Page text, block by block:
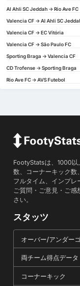
Al Ahli SC Jeddah -> Rio Ave FC
Valencia CF -> Al Ahli SC
Valencia CF -> EC Vitória
Valencia CF -> São Paulo FC
Sporting Braga -> Valencia CF
CD Trofense -> Sporting Braga
Rio Ave FC -> AVS Futebol
FootyStatsは、1000以
数、コーナーキック
フルタイム、インプレ
ご質問・ご意見・ご
さい。
スタッツ
オーバー/アンダー
両チーム得点データ
コーナーキック